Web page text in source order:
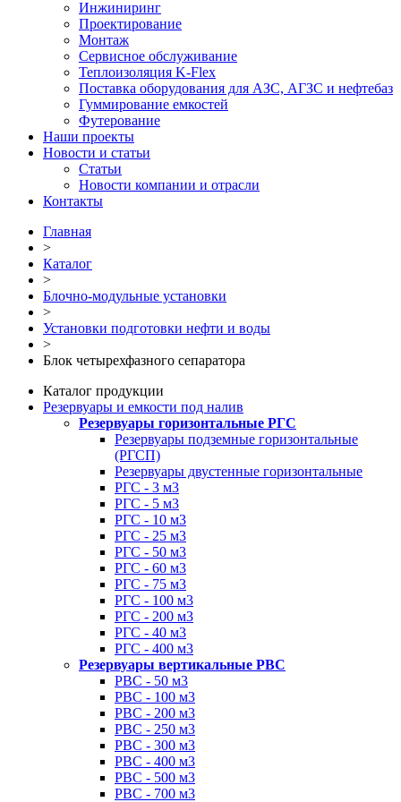
Инжиниринг
Проектирование
Монтаж
Сервисное обслуживание
Теплоизоляция K-Flex
Поставка оборудования для АЗС, АГЗС и нефтебаз
Гуммирование емкостей
Футерование
Наши проекты
Новости и статьи
Статьи
Новости компании и отрасли
Контакты
Главная
>
Каталог
>
Блочно-модульные установки
>
Установки подготовки нефти и воды
>
Блок четырехфазного сепаратора
Каталог продукции
Резервуары и емкости под налив
Резервуары горизонтальные РГС
Резервуары подземные горизонтальные
(РГСП)
Резервуары двустенные горизонтальные
РГС - 3 м3
РГС - 5 м3
РГС - 10 м3
РГС - 25 м3
РГС - 50 м3
РГС - 60 м3
РГС - 75 м3
РГС - 100 м3
РГС - 200 м3
РГС - 40 м3
РГС - 400 м3
Резервуары вертикальные РВС
РВС - 50 м3
РВС - 100 м3
РВС - 200 м3
РВС - 250 м3
РВС - 300 м3
РВС - 400 м3
РВС - 500 м3
РВС - 700 м3